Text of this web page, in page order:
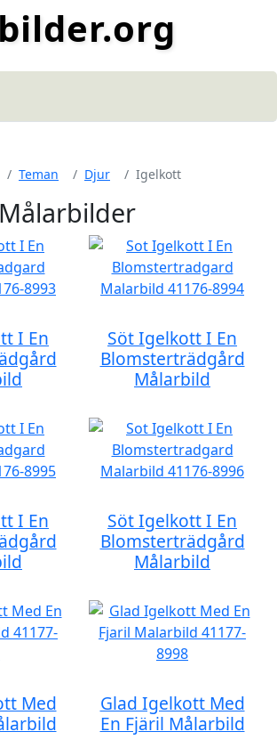
Teman Djur Igelkott
I En
Söt Igelkott I En
Blomsterträdgård
Målarbild
I En
Söt Igelkott I En
Blomsterträdgård
Målarbild
Med
Glad Igelkott Med
En Fjäril Målarbild